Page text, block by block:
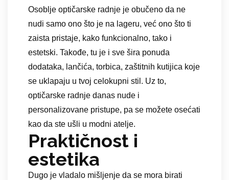
Osoblje optičarske radnje je obučeno da ne
nudi samo ono što je na lageru, već ono što ti
zaista pristaje, kako funkcionalno, tako i
estetski. Takođe, tu je i sve šira ponuda
dodataka, lančića, torbica, zaštitnih kutijica koje
se uklapaju u tvoj celokupni stil. Uz to,
optičarske radnje danas nude i
personalizovane pristupe, pa se možete osećati
kao da ste ušli u modni atelje.
Praktičnost i
estetika
Dugo je vladalo mišljenje da se mora birati